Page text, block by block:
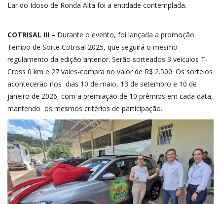
Lar do Idoso de Ronda Alta foi a entidade contemplada.
COTRISAL III – Durante o evento, foi lançada a promoção
Tempo de Sorte Cotrisal 2025, que seguirá o mesmo
regulamento da edição anterior. Serão sorteados 3 veículos T-
Cross 0 km e 27 vales-compra no valor de R$ 2.500. Os sorteios
acontecerão nos dias 10 de maio, 13 de setembro e 10 de
janeiro de 2026, com a premiação de 10 prêmios em cada data,
mantendo os mesmos critérios de participação.